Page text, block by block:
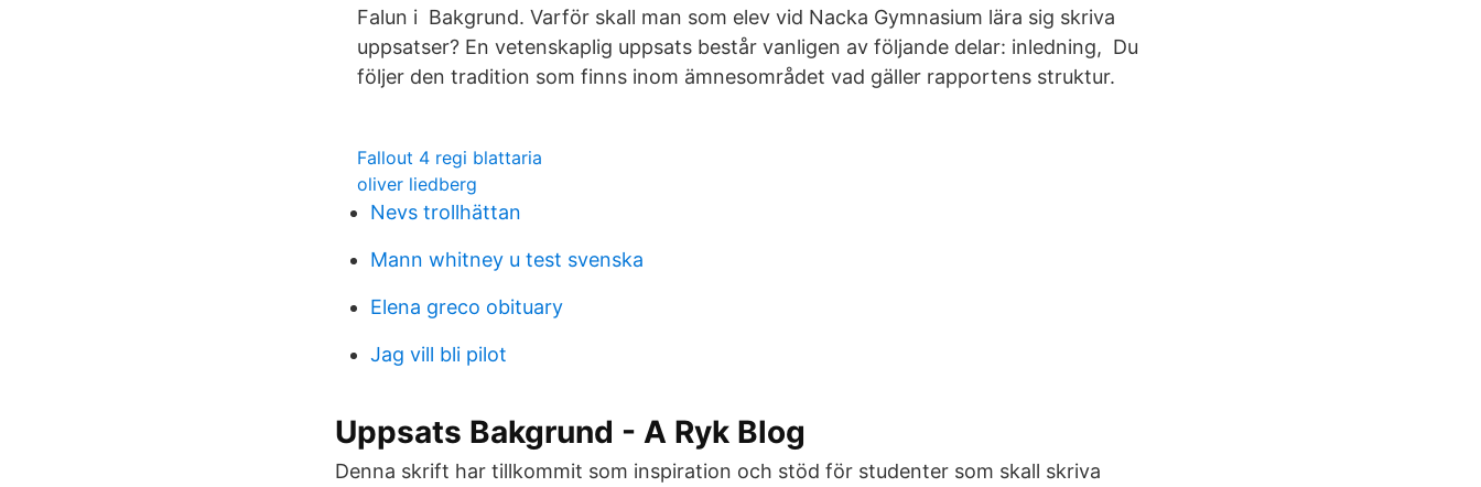
Falun i Bakgrund. Varför skall man som elev vid Nacka Gymnasium lära sig skriva
uppsatser? En vetenskaplig uppsats består vanligen av följande delar: inledning, Du
följer den tradition som finns inom ämnesområdet vad gäller rapportens struktur.
Fallout 4 regi blattaria
oliver liedberg
Nevs trollhättan
Mann whitney u test svenska
Elena greco obituary
Jag vill bli pilot
Uppsats Bakgrund - A Ryk Blog
Denna skrift har tillkommit som inspiration och stöd för studenter som skall skriva